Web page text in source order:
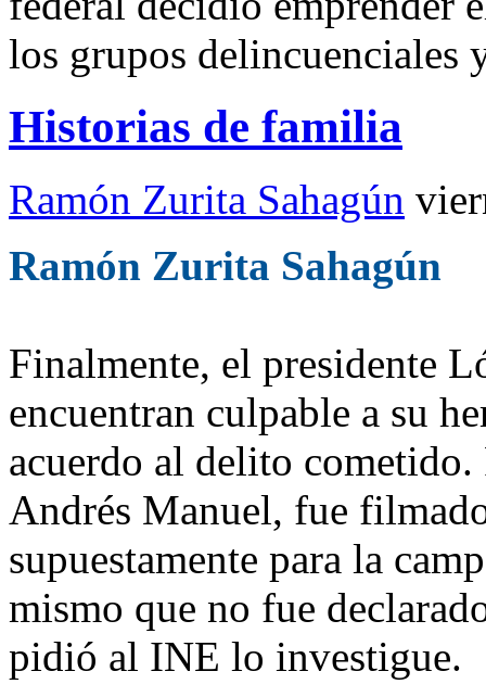
los grupos delincuenciales
Historias de familia
Ramón Zurita Sahagún
Ramón Zurita Sahagún
Finalmente, el presidente
encuentran culpable a su
acuerdo al delito cometido.
Andrés Manuel, fue
supuestamente para la
mismo que no fue
pidió al INE lo investigue.